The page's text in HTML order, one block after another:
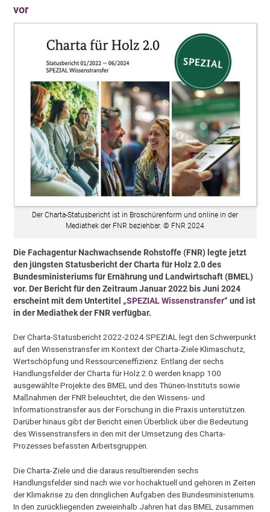
vor
Der Charta-Statusbericht ist in Broschürenform und online in der
Mediathek der FNR beziehbar. © FNR 2024
Die Fachagentur Nachwachsende Rohstoffe (FNR) legte jetzt
den jüngsten Statusbericht der Charta für Holz 2.0 des
Bundesministeriums für Ernährung und Landwirtschaft (BMEL)
vor. Der Bericht für den ZeitraumJanuar 2022 bis Juni 2024
erscheint mit dem Untertitel „SPEZIAL Wissenstransfer“ und ist
in der Mediathek der FNR verfügbar.
Der Charta-Statusbericht 2022-2024 SPEZIAL legt den Schwerpunkt
auf den Wissenstransfer im Kontext der Charta-Ziele Klimaschutz,
Wertschöpfung und Ressourceneffizienz. Entlang der sechs
Handlungsfelder der Charta für Holz 2.0 werden knapp 100
ausgewählte Projekte des BMEL und des Thünen-Instituts sowie
Maßnahmen der FNR beleuchtet, die den Wissens- und
Informationstransfer aus der Forschung in die Praxis unterstützen.
Darüber hinaus gibt der Bericht einen Überblick über die Bedeutung
des Wissenstransfers in den mit der Umsetzung des Charta-
Prozesses befassten Arbeitsgruppen.
Die Charta-Ziele und die daraus resultierenden sechs
Handlungsfelder sind nach wie vor hochaktuell und gehören in Zeiten
der Klimakrise zu den dringlichen Aufgaben des Bundesministeriums.
In den zurückliegenden zweieinhalb Jahren hat das BMEL zusammen